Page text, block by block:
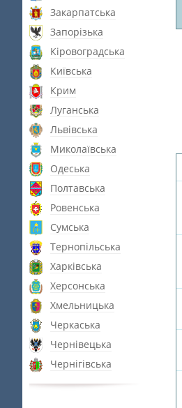
Закарпатська
Запорізька
Кіровоградська
Київська
Крим
Луганська
Львівська
Миколаївська
Одеська
Полтавська
Ровенська
Сумська
Тернопільська
Харківська
Херсонська
Хмельницька
Черкаська
Чернівецька
Чернігівська